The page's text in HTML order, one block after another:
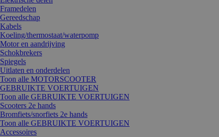
Framedelen
Gereedschap
Kabels
Koeling/thermostaat/waterpomp
Motor en aandrijving
Schokbrekers
Spiegels
Uitlaten en onderdelen
Toon alle MOTORSCOOTER
GEBRUIKTE VOERTUIGEN
Toon alle GEBRUIKTE VOERTUIGEN
Scooters 2e hands
Bromfiets/snorfiets 2e hands
Toon alle GEBRUIKTE VOERTUIGEN
Accessoires